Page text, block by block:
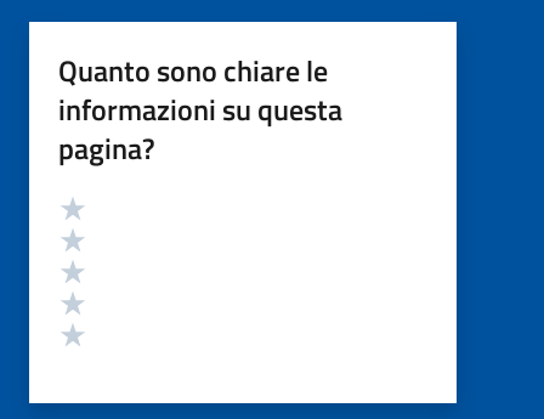
Quanto sono chiare le
informazioni su questa
pagina?
Valutazione